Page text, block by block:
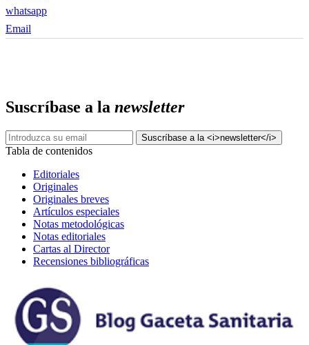
whatsapp
Email
Suscríbase a la newsletter
Tabla de contenidos
Editoriales
Originales
Originales breves
Artículos especiales
Notas metodológicas
Notas editoriales
Cartas al Director
Recensiones bibliográficas